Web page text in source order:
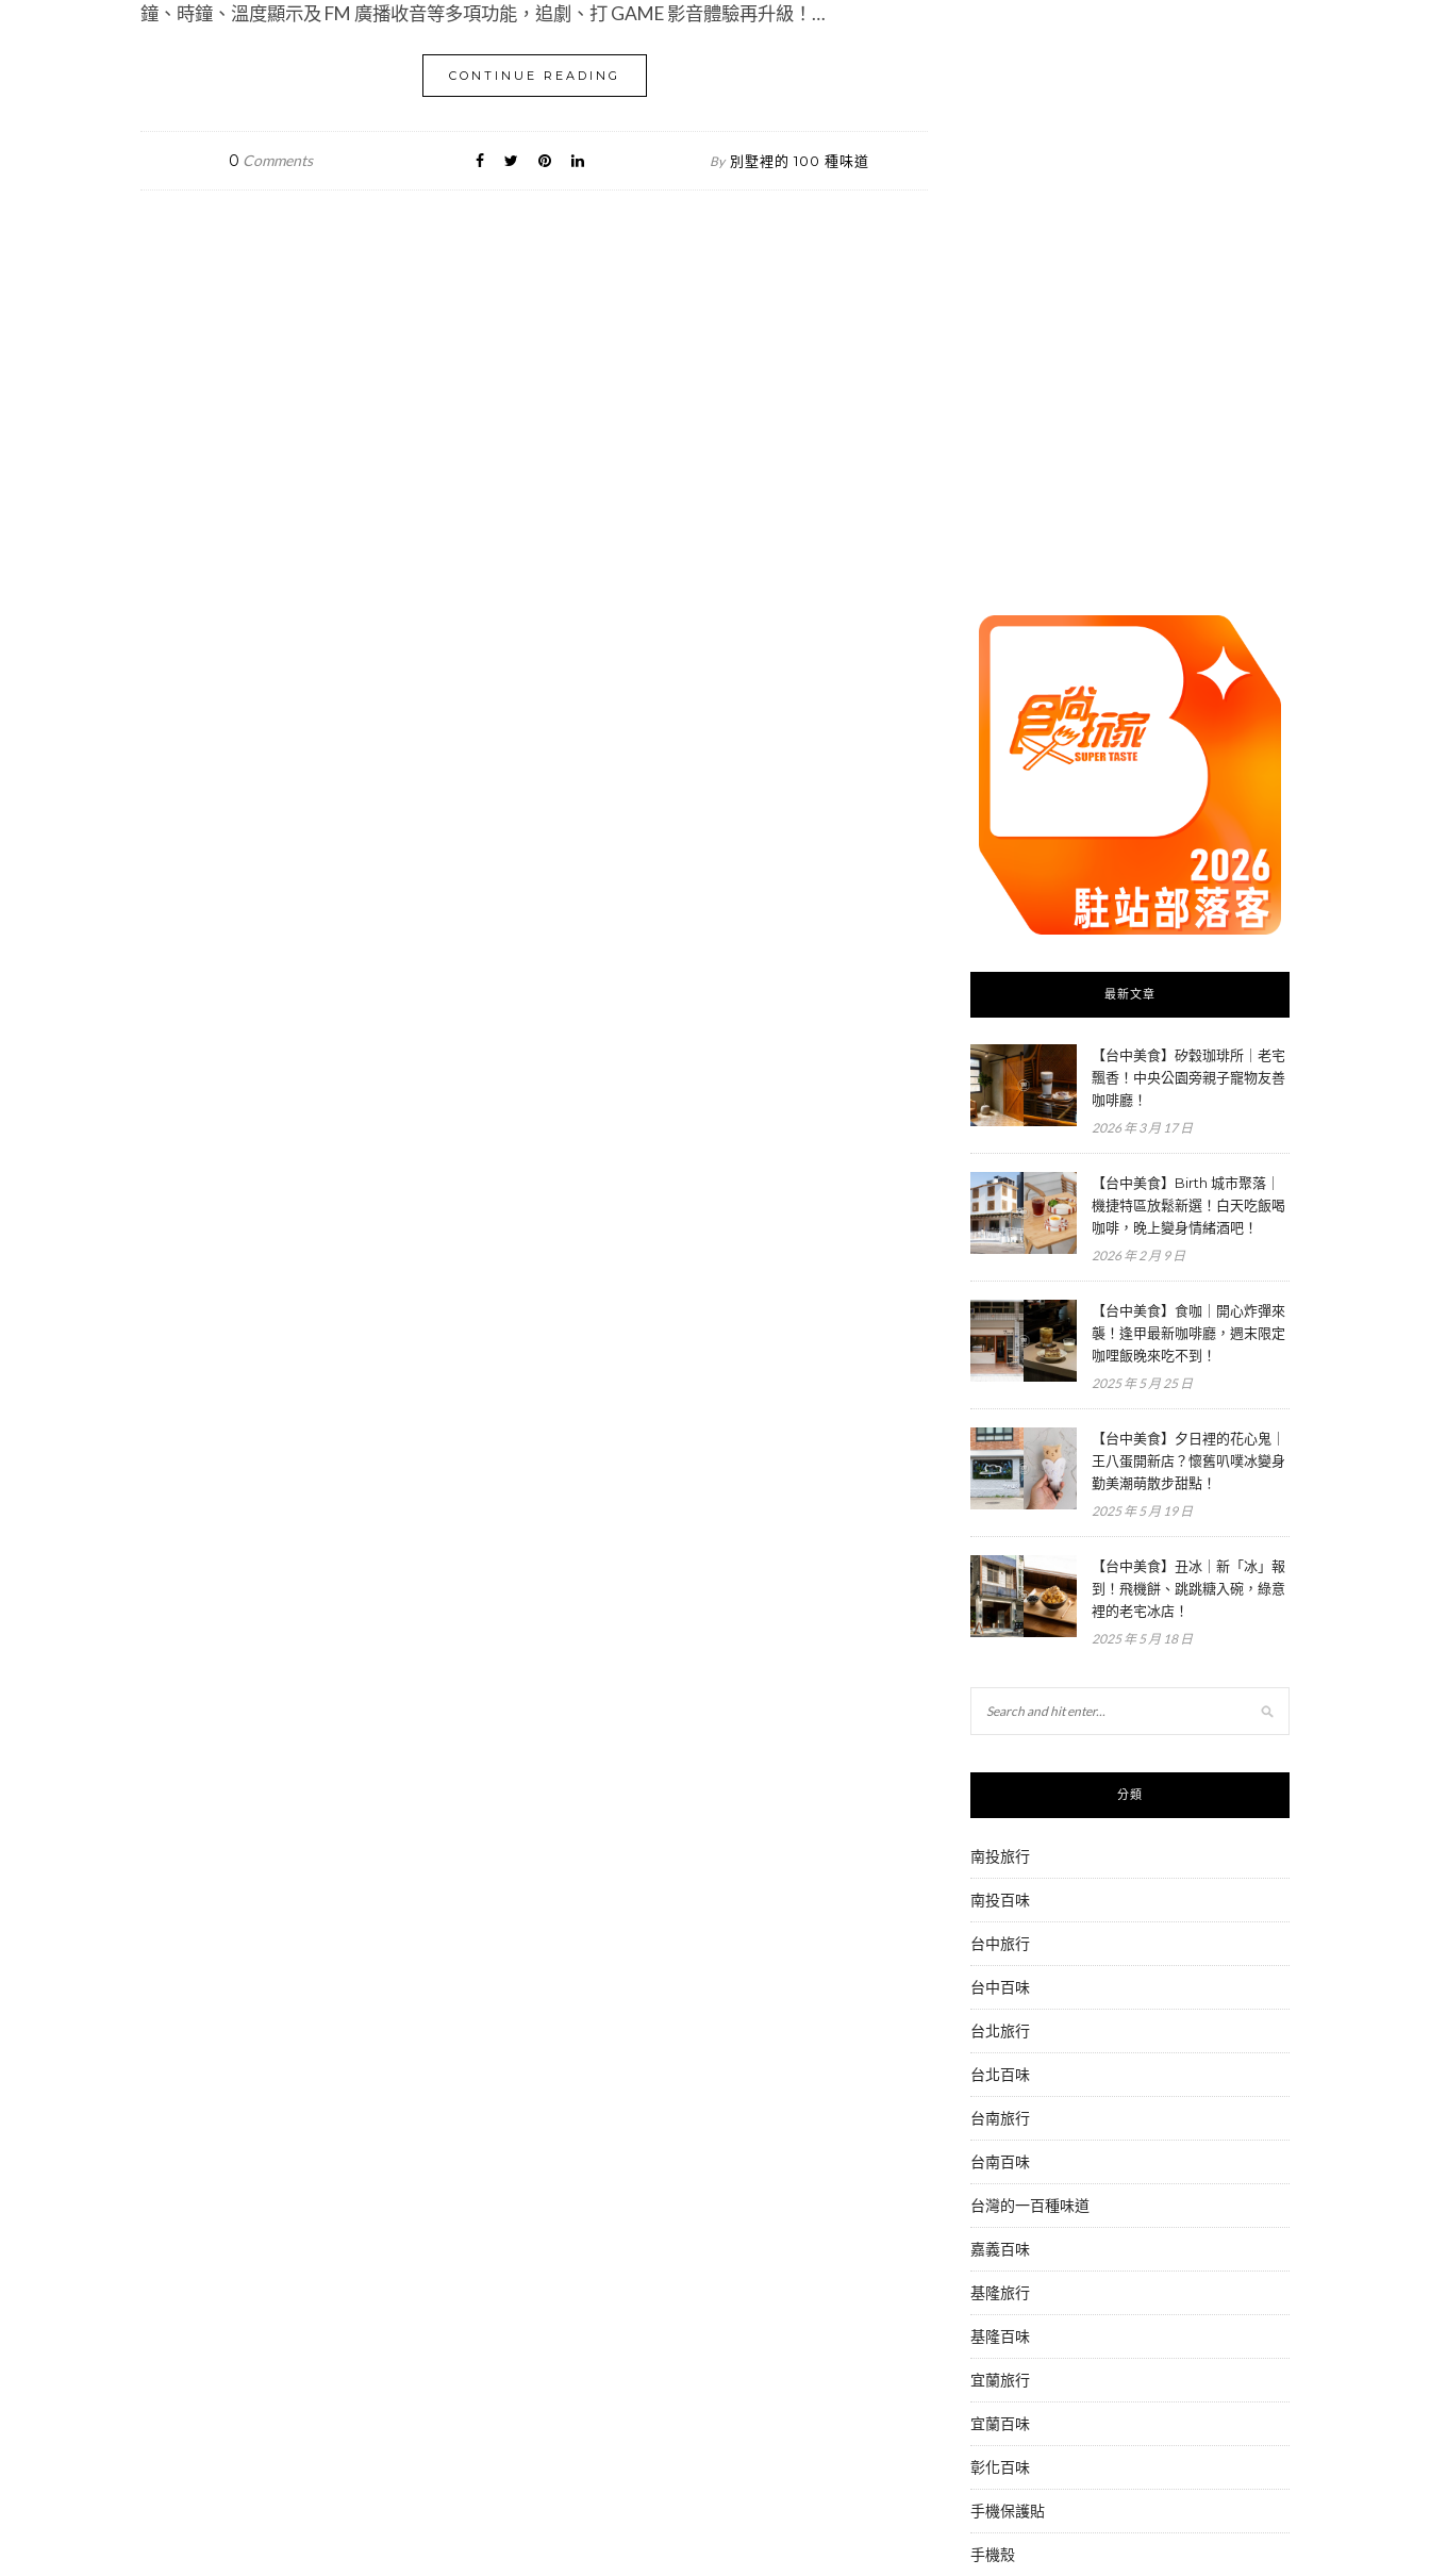
鐘、時鐘、溫度顯示及 FM 廣播收音等多項功能，追劇、打 GAME 影音體驗再升級！…
CONTINUE READING
0 Comments By 別墅裡的 100 種味道
最新文章
【台中美食】矽穀珈琲所｜老宅
飄香！中央公園旁親子寵物友善
咖啡廳！
2026 年 3 月 17 日
【台中美食】Birth 城市聚落｜
機捷特區放鬆新選！白天吃飯喝
咖啡，晚上變身情緒酒吧！
2026 年 2 月 9 日
【台中美食】食咖｜開心炸彈來
襲！逢甲最新咖啡廳，週末限定
咖哩飯晚來吃不到！
2025 年 5 月 25 日
【台中美食】夕日裡的花心鬼｜
王八蛋開新店？懷舊叭噗冰變身
勤美潮萌散步甜點！
2025 年 5 月 19 日
【台中美食】丑冰｜新「冰」報
到！飛機餅、跳跳糖入碗，綠意
裡的老宅冰店！
2025 年 5 月 18 日
分類
南投旅行
南投百味
台中旅行
台中百味
台北旅行
台北百味
台南旅行
台南百味
台灣的一百種味道
嘉義百味
基隆旅行
基隆百味
宜蘭旅行
宜蘭百味
彰化百味
手機保護貼
手機殼